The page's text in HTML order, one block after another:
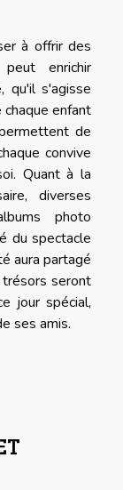
à offrir des
peut enrichir
qu'il s'agisse
enfant
de
convive
Quant à la
diverses
photo
du spectacle
aura partagé
seront
jour spécial,
ses amis.